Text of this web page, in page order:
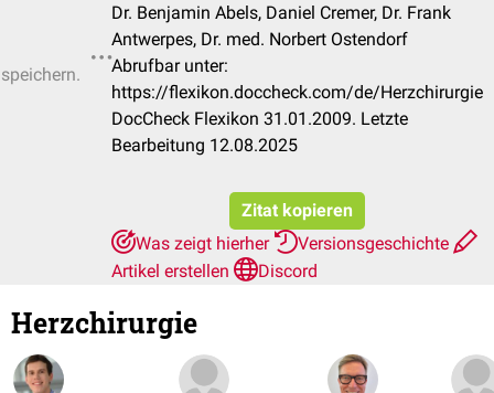
Dr. Benjamin Abels, Daniel Cremer, Dr. Frank
Antwerpes, Dr. med. Norbert Ostendorf
Abrufbar unter:
https://flexikon.doccheck.com/de/Herzchirurgie
DocCheck Flexikon 31.01.2009. Letzte
Bearbeitung 12.08.2025
Zitat kopieren
Was zeigt hierher
Versionsgeschichte
Artikel erstellen
Discord
Herzchirurgie